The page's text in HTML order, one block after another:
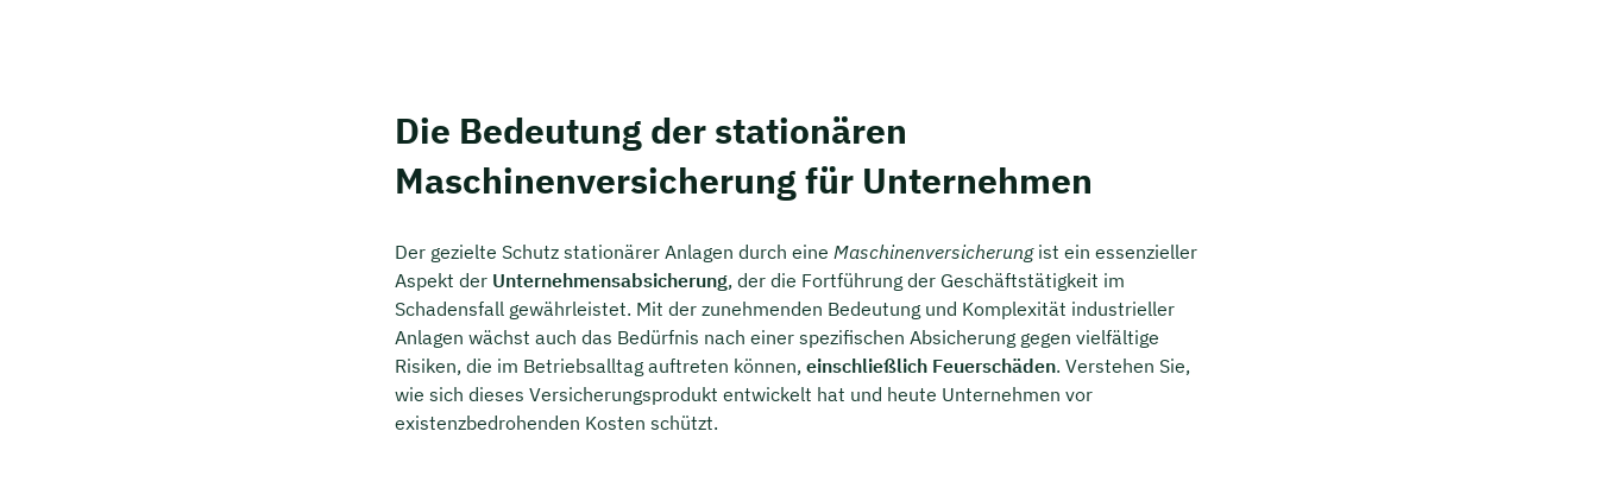
Die Bedeutung der stationären
Maschinenversicherung für Unternehmen
Der gezielte Schutz stationärer Anlagen durch eine Maschinenversicherungist ein essenzieller
Aspekt der Unternehmensabsicherung, der die Fortführung der Geschäftstätigkeit im
Schadensfall gewährleistet. Mit der zunehmenden Bedeutung und Komplexität industrieller
Anlagen wächst auch das Bedürfnis nach einer spezifischen Absicherung gegen vielfältige
Risiken, die im Betriebsalltag auftreten können, einschließlich Feuerschäden. Verstehen Sie,
wie sich dieses Versicherungsprodukt entwickelt hat und heute Unternehmen vor
existenzbedrohenden Kosten schützt.